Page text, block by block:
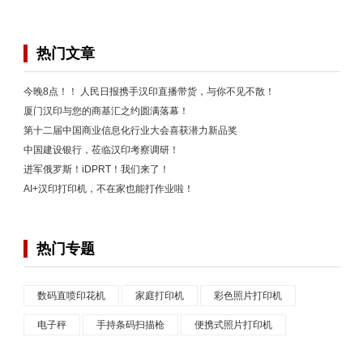
热门文章
今晚8点！！ 人民日报携手汉印直播带货，与你不见不散！
厦门汉印与您的商基汇之约圆满落幕！
第十二届中国商业信息化行业大会喜获潜力新品奖
中国建设银行，莅临汉印考察调研！
进军俄罗斯！iDPRT！我们来了！
AI+汉印打印机，不在家也能打作业啦！
热门专题
数码直喷印花机 家庭打印机 彩色照片打印机
电子秤 手持条码扫描枪 便携式照片打印机